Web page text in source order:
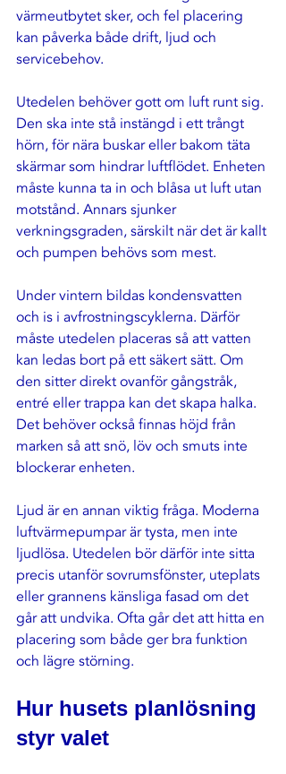
värmeutbytet sker, och fel placering
kan påverka både drift, ljud och
servicebehov.
Utedelen behöver gott om luft runt sig.
Den ska inte stå instängd i ett trångt
hörn, för nära buskar eller bakom täta
skärmar som hindrar luftflödet. Enheten
måste kunna ta in och blåsa ut luft utan
motstånd. Annars sjunker
verkningsgraden, särskilt när det är kallt
och pumpen behövs som mest.
Under vintern bildas kondensvatten
och is i avfrostningscyklerna. Därför
måste utedelen placeras så att vatten
kan ledas bort på ett säkert sätt. Om
den sitter direkt ovanför gångstråk,
entré eller trappa kan det skapa halka.
Det behöver också finnas höjd från
marken så att snö, löv och smuts inte
blockerar enheten.
Ljud är en annan viktig fråga. Moderna
luftvärmepumpar är tysta, men inte
ljudlösa. Utedelen bör därför inte sitta
precis utanför sovrumsfönster, uteplats
eller grannens känsliga fasad om det
går att undvika. Ofta går det att hitta en
placering som både ger bra funktion
och lägre störning.
Hur husets planlösning
styr valet